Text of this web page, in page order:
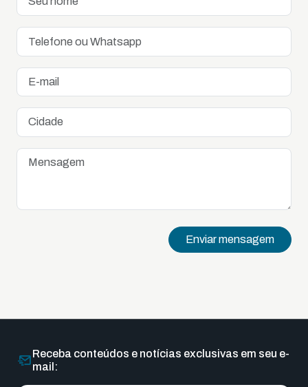
Enviar mensagem
Receba conteúdos e notícias exclusivas em seu e-
mail: